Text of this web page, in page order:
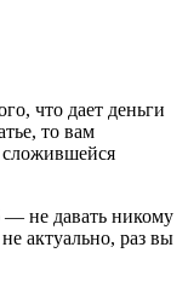
что дает деньги
то вам
сложившейся
— не давать никому
актуально, раз вы